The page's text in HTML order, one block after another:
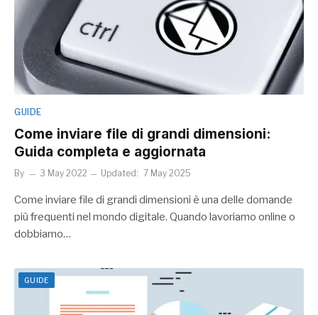
GUIDE
Come inviare file di grandi dimensioni:
Guida completa e aggiornata
By 3 May 2022 Updated: 7 May 2025
Come inviare file di grandi dimensioni è una delle domande
più frequenti nel mondo digitale. Quando lavoriamo online o
dobbiamo…
GUIDE